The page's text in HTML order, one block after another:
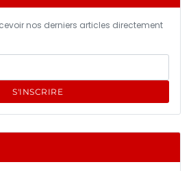
nos derniers articles directement
S'INSCRIRE